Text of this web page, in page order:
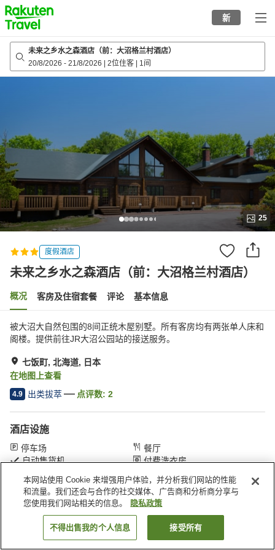
to
top
page
新
未来之乡水之森酒店（前：大沼格兰村酒店）
20/8/2026 - 21/8/2026 2位住客 1间
25
度假酒店
未来之乡水之森酒店（前：大沼格兰村酒店）
概况 客房及住宿套餐 评论 基本信息
被大沼大自然包围的8间正统木屋别墅。所有客房均有两张单人床和
阁楼。提供前往JR大沼公园站的接送服务。
七饭町, 北海道, 日本
在地图上查看
4.9 出类拔萃 点评数: 2
酒店设施
停车场
餐厅
自动售货机
付费洗衣房
首页 日本 北海道
七饭町
未来之乡水之森酒店（前：大沼格兰村酒店）
搜索客房
本网站使用 Cookie 来增强用户体验，并分析我们网站的性能
和流量。我们还会与合作的社交媒体、广告商和分析商分享与
您使用我们网站相关的信息。
隐私政策
不得出售我的个人信息 接受所有